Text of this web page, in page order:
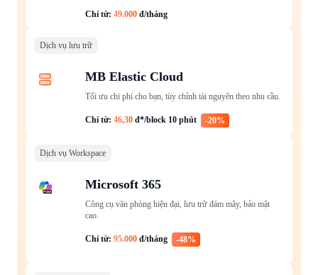
Chỉ từ: 49.000 đ/tháng
Dịch vụ lưu trữ
MB Elastic Cloud
Tối ưu chi phí cho bạn, tùy chỉnh tài nguyên theo nhu cầu.
Chỉ từ: 46,30 đ*/block 10 phút -20%
Dịch vụ Workspace
Microsoft 365
Công cụ văn phòng hiện đại, lưu trữ đám mây, bảo mật
cao.
Chỉ từ: 95.000 đ/tháng -48%